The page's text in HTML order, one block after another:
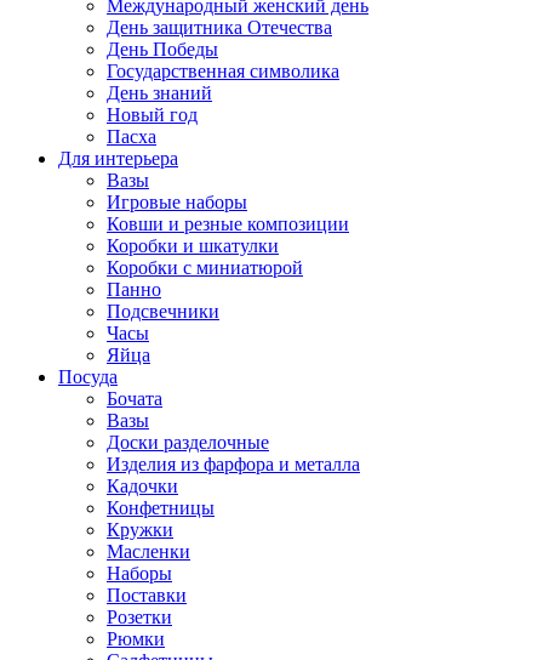
Международный женский день
День защитника Отечества
День Победы
Государственная символика
День знаний
Новый год
Пасха
Для интерьера
Вазы
Игровые наборы
Ковши и резные композиции
Коробки и шкатулки
Коробки с миниатюрой
Панно
Подсвечники
Часы
Яйца
Посуда
Бочата
Вазы
Доски разделочные
Изделия из фарфора и металла
Кадочки
Конфетницы
Кружки
Масленки
Наборы
Поставки
Розетки
Рюмки